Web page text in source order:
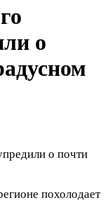
о
похолодает